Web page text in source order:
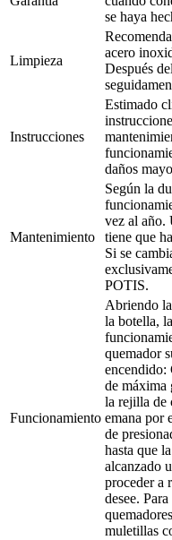
se haya
Limpieza
acero
Después
Instrucciones
Estimado
daños
Mantenimiento
Según la
vez al año.
tiene que
Si se
POTIS.
Funcionamiento
Abriendo
la botella,
quemador
encendido:
de máxima
la rejilla de
emana por
de
hasta que
alcanzado
proceder a
desee.
muletillas